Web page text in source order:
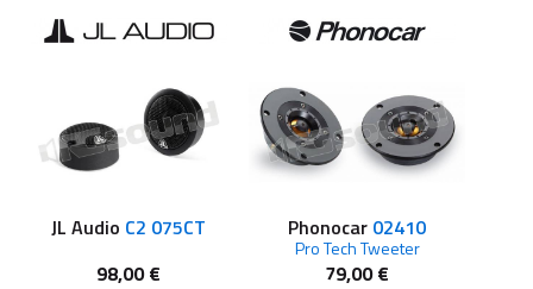
JL Audio C2 075CT
98,00 €
Phonocar 02410
Pro Tech Tweeter
79,00 €